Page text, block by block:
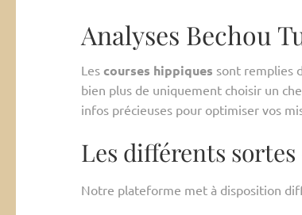
Analyses Bechou
Les courses hippiques sont remplies
bien plus de uniquement choisir un
infos précieuses pour optimiser vos
Les différents
Notre plateforme met à disposition